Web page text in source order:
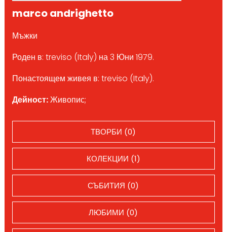
marco andrighetto
Мъжки
Роден в: treviso (Italy) на 3 Юни 1979.
Понастоящем живея в: treviso (Italy).
Дейност:Живопис;
ТВОРБИ (0)
КОЛЕКЦИИ (1)
СЪБИТИЯ (0)
ЛЮБИМИ (0)